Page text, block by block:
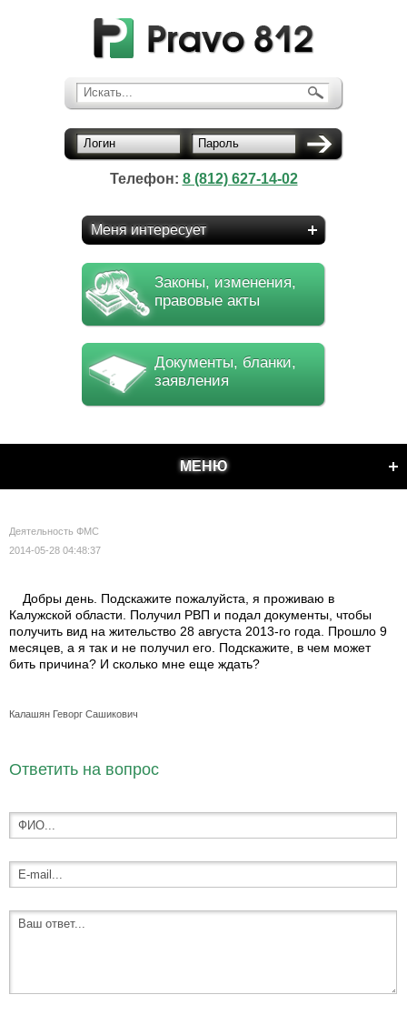
Искать...
Логин Пароль
Телефон: 8 (812) 627-14-02
Меня интересует
Законы, изменения,
правовые акты
Документы, бланки,
заявления
МЕНЮ
Деятельность ФМС
2014-05-28 04:48:37
Добры день. Подскажите пожалуйста, я проживаю в
Калужской области. Получил РВП и подал документы, чтобы
получить вид на жительство 28 августа 2013-го года. Прошло 9
месяцев, а я так и не получил его. Подскажите, в чем может
бить причина? И сколько мне еще ждать?
Калашян Геворг Сашикович
Ответить на вопрос